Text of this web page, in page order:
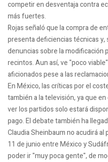
competir en desventaja contra
más fuertes.
Rojas señaló que la compra de
presenta deficiencias técnicas
denuncias sobre la modificación
recintos. Aun así, ve "poco
aficionados pese a las
En México, las críticas por el
también a la televisión, ya que
ver los partidos solo estará
pago. El debate también ha
Claudia Sheinbaum no acudirá
11 de junio entre México y
poder ir "muy poca gente", de